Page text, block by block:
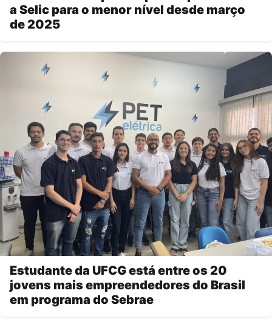
a Selic para o menor nível desde março
de 2025
Estudante da UFCG está entre os 20
jovens mais empreendedores do Brasil
em programa do Sebrae